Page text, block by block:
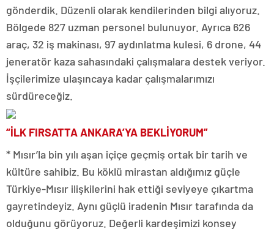
gönderdik. Düzenli olarak kendilerinden bilgi alıyoruz.
Bölgede 827 uzman personel bulunuyor. Ayrıca 626
araç, 32 iş makinası, 97 aydınlatma kulesi, 6 drone, 44
jeneratör kaza sahasındaki çalışmalara destek veriyor.
İşçilerimize ulaşıncaya kadar çalışmalarımızı
sürdüreceğiz.
“İLK FIRSATTA ANKARA’YA BEKLİYORUM”
* Mısır’la bin yılı aşan içiçe geçmiş ortak bir tarih ve
kültüre sahibiz. Bu köklü mirastan aldığımız güçle
Türkiye-Mısır ilişkilerini hak ettiği seviyeye çıkartma
gayretindeyiz. Aynı güçlü iradenin Mısır tarafında da
olduğunu görüyoruz. Değerli kardeşimizi konsey